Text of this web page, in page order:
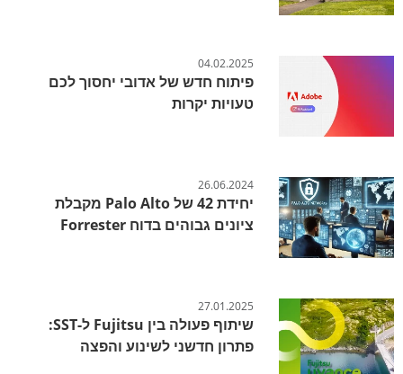
04.02.2025
פיתוח חדש של אדובי יחסוך לכם
טעויות יקרות
26.06.2024
יחידת 42 של Palo Alto מקבלת
ציונים גבוהים בדוח Forrester
27.01.2025
שיתוף פעולה בין Fujitsu ל-SST:
פתרון חדשני לשינוע והפצה